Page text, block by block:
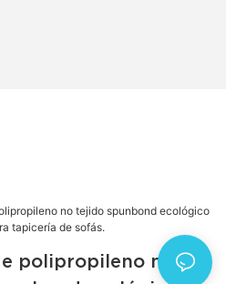
polipropileno no